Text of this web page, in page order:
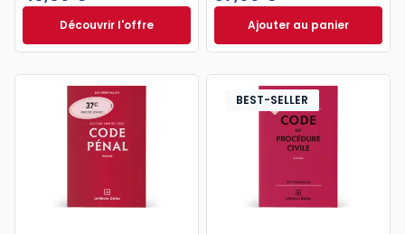
Découvrir l'offreLe guide pénal 2026. 27e éd. à partir de
Dès
Ajouter au panier
Code de
BEST-SELLER